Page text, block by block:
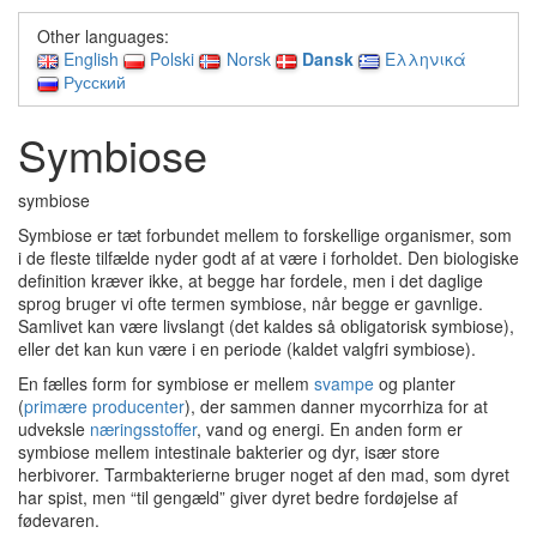
Other languages:
English
Polski Norsk Dansk
Ελληνικά
Русский
Symbiose
symbiose
Symbiose er tæt forbundet mellem to forskellige organismer, som
i de fleste tilfælde nyder godt af at være i forholdet. Den biologiske
definition kræver ikke, at begge har fordele, men i det daglige
sprog bruger vi ofte termen symbiose, når begge er gavnlige.
Samlivet kan være livslangt (det kaldes så obligatorisk symbiose),
eller det kan kun være i en periode (kaldet valgfri symbiose).
En fælles form for symbiose er mellem svampe og planter
(primære producenter), der sammen danner mycorrhiza for at
udveksle næringsstoffer, vand og energi. En anden form er
symbiose mellem intestinale bakterier og dyr, især store
herbivorer. Tarmbakterierne bruger noget af den mad, som dyret
har spist, men “til gengæld” giver dyret bedre fordøjelse af
fødevaren.